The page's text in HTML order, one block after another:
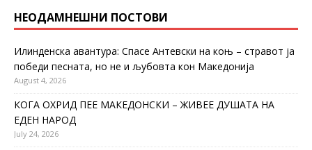
НЕОДАМНЕШНИ ПОСТОВИ
Илинденска авантура: Спасе Антевски на коњ – стравот ја
победи песната, но не и љубовта кон Македонија
August 4, 2026
КОГА ОХРИД ПЕЕ МАКЕДОНСКИ – ЖИВЕЕ ДУШАТА НА
ЕДЕН НАРОД
July 24, 2026